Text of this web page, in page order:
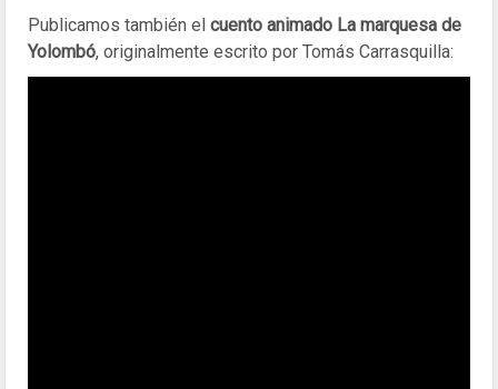
Publicamos también el cuento animado La marquesa de
Yolombó, originalmente escrito por Tomás Carrasquilla: